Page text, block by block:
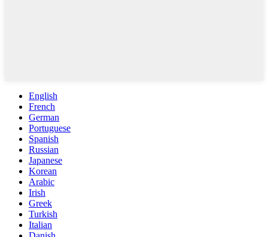
English
French
German
Portuguese
Spanish
Russian
Japanese
Korean
Arabic
Irish
Greek
Turkish
Italian